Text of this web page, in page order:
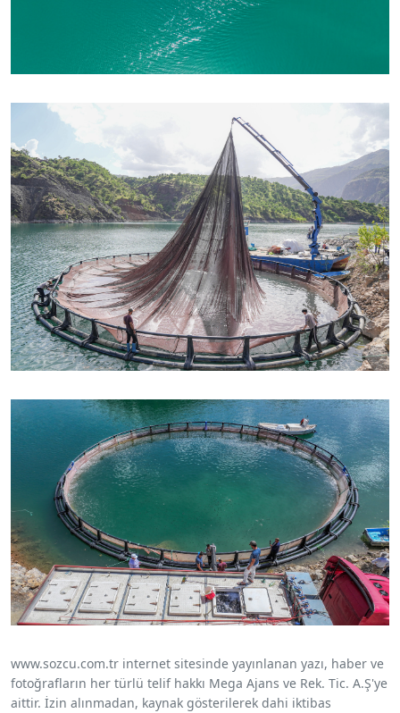
www.sozcu.com.tr internet sitesinde yayınlanan yazı, haber ve
fotoğrafların her türlü telif hakkı Mega Ajans ve Rek. Tic. A.Ş'ye
aittir. İzin alınmadan, kaynak gösterilerek dahi iktibas